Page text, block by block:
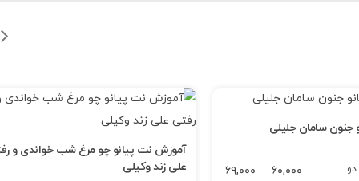
جنون سامان جلیلی
۶۰,۰۰۰ – ۶۹,۰۰۰
محدوده
آموزش نت پیانو چو مرغ شب خواندی و
علی زند وکیلی